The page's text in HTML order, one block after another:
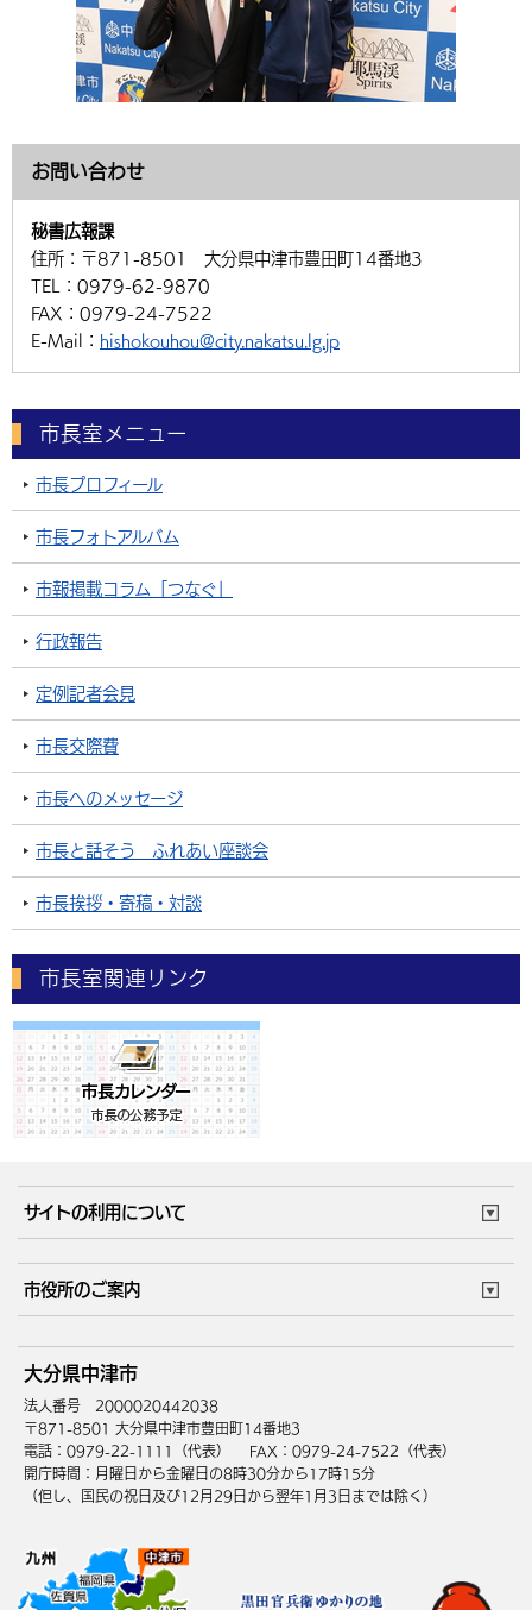
お問い合わせ
秘書広報課
住所： 〒871-8501 大分県中津市豊田町14番地3
TEL： 0979-62-9870
FAX： 0979-24-7522
E-Mail： hishokouhou@city.nakatsu.lg.jp
市長室メニュー
市長プロフィール
市長フォトアルバム
市報掲載コラム「つなぐ」
行政報告
定例記者会見
市長交際費
市長へのメッセージ
市長と話そう ふれあい座談会
市長挨拶・寄稿・対談
市長室関連リンク
サイトの利用について
サイトマップ
市役所のご案内
庁舎地図 組織案内
中津市へのアクセス
大分県中津市
法人番号 2000020442038
〒871-8501 大分県中津市豊田町14番地3
電話：0979-22-1111（代表）
FAX：0979-24-7522（代表）
開庁時間：月曜日から金曜日の8時30分から17時15分
（但し、国民の祝日及び12月29日から翌年1月3日までは除く）